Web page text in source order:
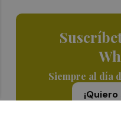
Siempre al día